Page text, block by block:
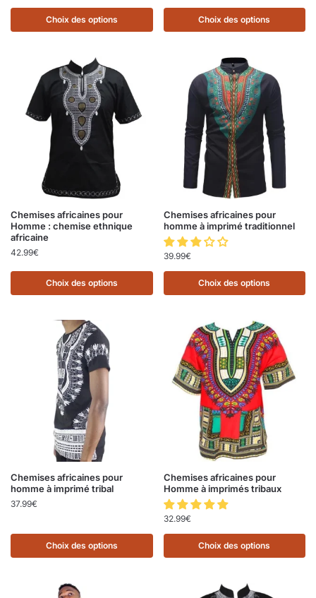
Choix des options Choix des options
Chemises africaines pour
Homme : chemise ethnique
africaine
42.99€
Choix des options
Chemises africaines pour
homme à imprimé traditionnel
39.99€
Choix des options
Chemises africaines pour
homme à imprimé tribal
37.99€
Choix des options
Chemises africaines pour
Homme à imprimés tribaux
32.99€
Choix des options